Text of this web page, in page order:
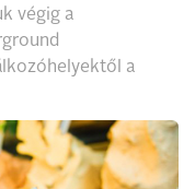
végig a
a